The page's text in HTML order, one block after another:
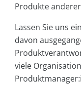
Produkte
Lassen Sie uns
davon
viele